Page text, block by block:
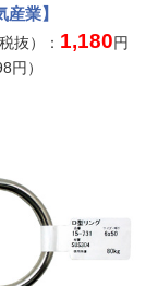
業】
抜）： 1,180円
円）